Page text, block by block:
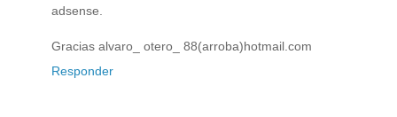
adsense.
Gracias alvaro_ otero_ 88(arroba)hotmail.com
Responder